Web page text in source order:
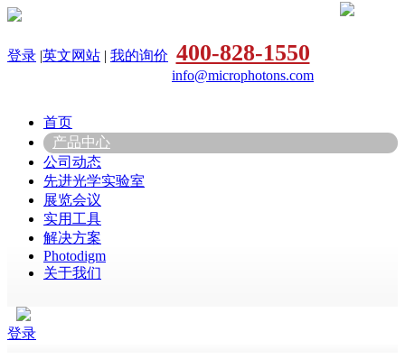
登录 |英文网站 | 我的询价 400-828-1550
info@microphotons.com
首页
产品中心
公司动态
先进光学实验室
展览会议
实用工具
解决方案
Photodigm
关于我们
登录